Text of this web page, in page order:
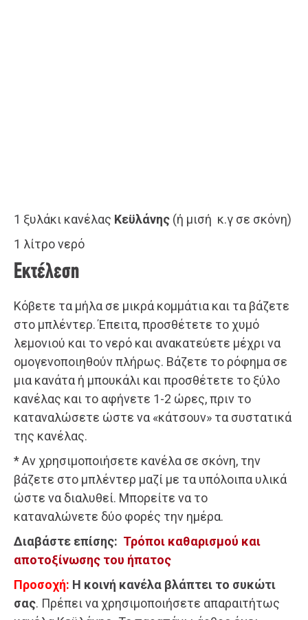
1 ξυλάκι κανέλας Κεϋλάνης (ή μισή κ.γ σε σκόνη)
1 λίτρο νερό
Εκτέλεση
Κόβετε τα μήλα σε μικρά κομμάτια και τα βάζετε
στο μπλέντερ. Έπειτα, προσθέτετε το χυμό
λεμονιού και το νερό και ανακατεύετε μέχρι να
ομογενοποιηθούν πλήρως. Βάζετε το ρόφημα σε
μια κανάτα ή μπουκάλι και προσθέτετε το ξύλο
κανέλας και το αφήνετε 1-2 ώρες, πριν το
καταναλώσετε ώστε να «κάτσουν» τα συστατικά
της κανέλας.
* Αν χρησιμοποιήσετε κανέλα σε σκόνη, την
βάζετε στο μπλέντερ μαζί με τα υπόλοιπα υλικά
ώστε να διαλυθεί. Μπορείτε να το
καταναλώνετε δύο φορές την ημέρα.
Διαβάστε επίσης: Τρόποι καθαρισμού και
αποτοξίνωσης του ήπατος
Προσοχή: Η κοινή κανέλα βλάπτει το συκώτι
σας. Πρέπει να χρησιμοποιήσετε απαραιτήτως